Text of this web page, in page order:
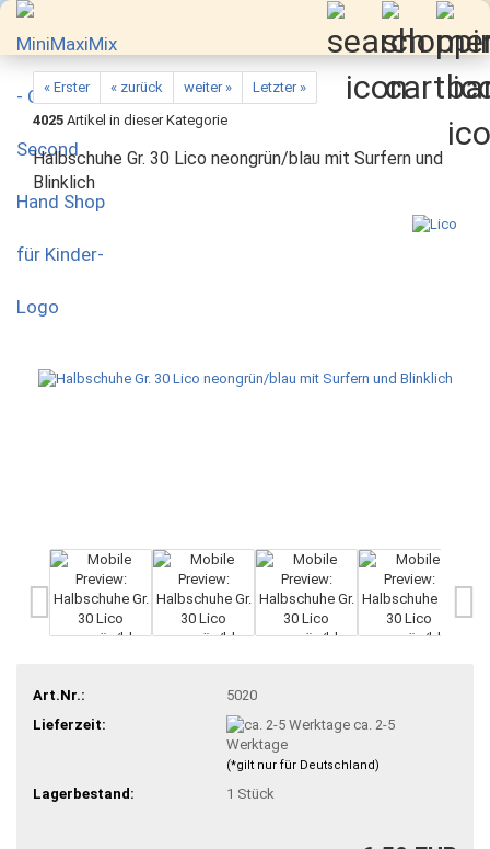
« Erster « zurück weiter »
Letzter »
4025 Artikel in dieser Kategorie
Halbschuhe Gr. 30 Lico neongrün/blau mit Surfern und
Blinklich
Art.Nr.:
5020
Lieferzeit:
ca. 2-5
Werktage
(*gilt nur für Deutschland)
Lagerbestand: 1 Stück